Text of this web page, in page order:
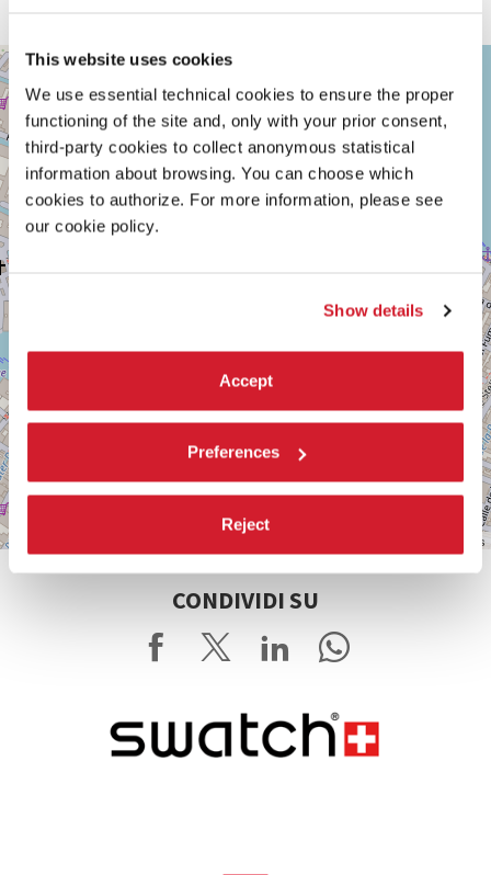
This website uses cookies
We use essential technical cookies to ensure the proper
functioning of the site and, only with your prior consent,
third-party cookies to collect anonymous statistical
information about browsing. You can choose which
cookies to authorize. For more information, please see
our cookie policy.
Show details
Accept
Preferences
Reject
VENEZIA,
CANNAREGIO
4118
contributors
CONDIVIDI SU